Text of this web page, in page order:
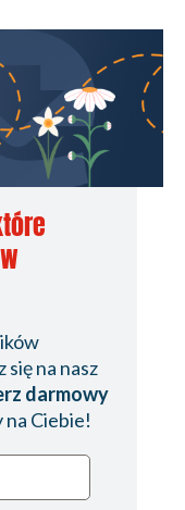
się na nasz
darmowy
na Ciebie!